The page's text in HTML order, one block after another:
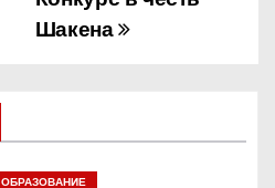
Шакена
ОБРАЗОВАНИЕ